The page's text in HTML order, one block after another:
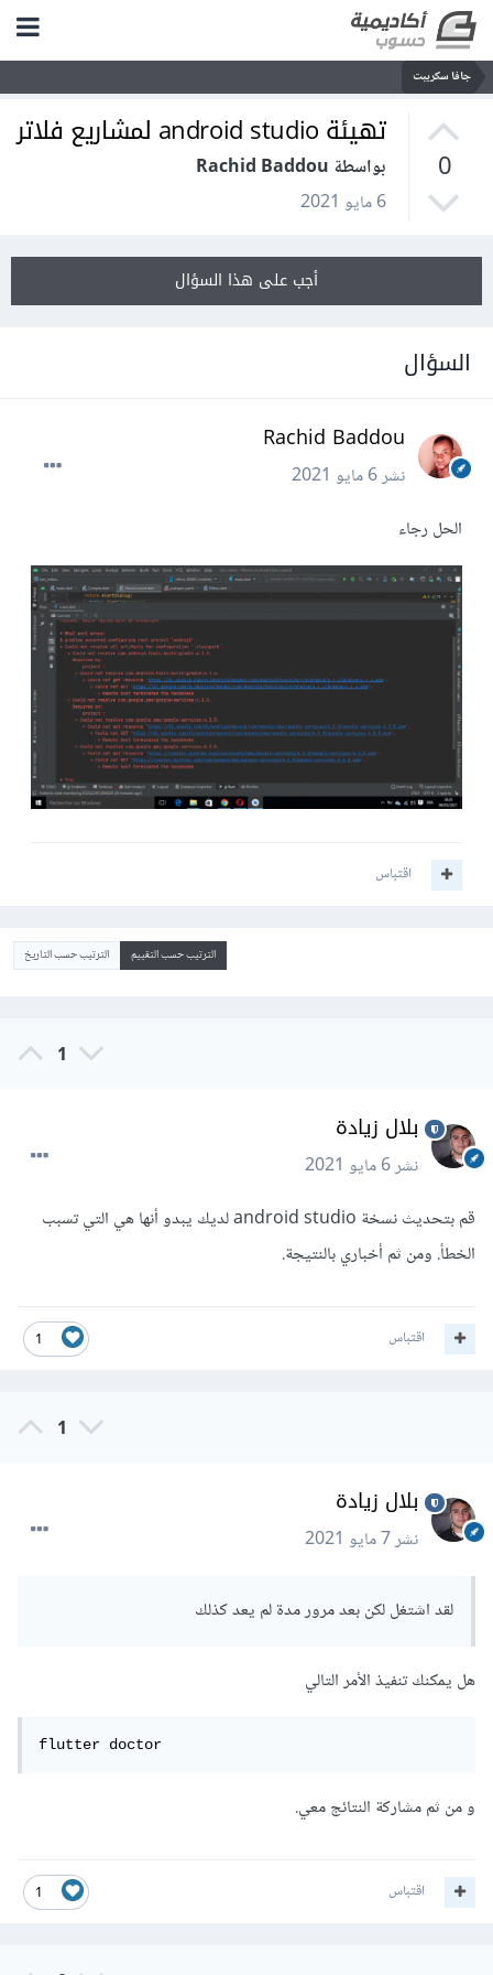
جافا سكريبت
0
تهيئة android studio لمشاريع فلاتر
بواسطة Rachid Baddou
6 مايو 2021
أجب على هذا السؤال
السؤال
Rachid Baddou
نشر6 مايو 2021
الحل رجاء
اقتباس
الترتيب حسب التقييم الترتيب حسب التاريخ
1
بلال زيادة
نشر6 مايو 2021
قم بتحديث نسخة android studio لديك يبدو أنها هي التي تسبب
الخطأ. ومن ثم أخباري بالنتيجة.
1 اقتباس
1
بلال زيادة
نشر7 مايو 2021
لقد اشتغل لكن بعد مرور مدة لم يعد كذلك
هل يمكنك تنفيذ الأمر التالي
flutter doctor
و من ثم مشاركة النتائج معي.
1 اقتباس